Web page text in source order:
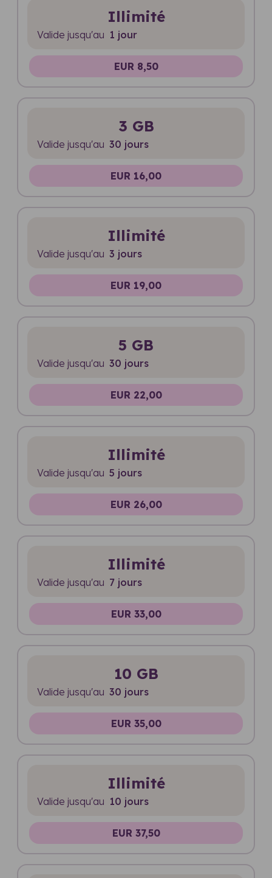
Illimité
Valide jusqu'au 1 jour
EUR 8,50
3 GB
Valide jusqu'au 30 jours
EUR 16,00
Illimité
Valide jusqu'au 3 jours
EUR 19,00
5 GB
Valide jusqu'au 30 jours
EUR 22,00
Illimité
Valide jusqu'au 5 jours
EUR 26,00
Illimité
Valide jusqu'au 7 jours
EUR 33,00
10 GB
Valide jusqu'au 30 jours
EUR 35,00
Illimité
Valide jusqu'au 10 jours
EUR 37,50